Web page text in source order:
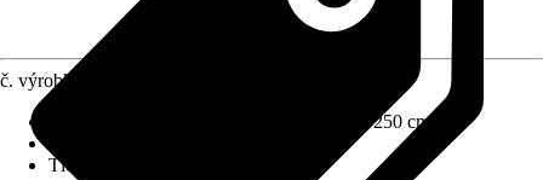
č. výrobku
179 x 250 cm
Tloušťka stěny